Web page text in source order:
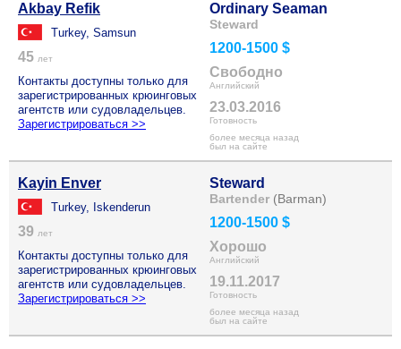
Akbay Refik
Turkey, Samsun
45 лет
Контакты доступны только для
зарегистрированных крюинговых
агентств или судовладельцев.
Зарегистрироваться >>
Ordinary Seaman
Steward
1200-1500 $
Свободно
Английский
23.03.2016
Готовность
более месяца назад
был на сайте
Kayin Enver
Turkey, Iskenderun
39 лет
Контакты доступны только для
зарегистрированных крюинговых
агентств или судовладельцев.
Зарегистрироваться >>
Steward
Bartender (Barman)
1200-1500 $
Хорошо
Английский
19.11.2017
Готовность
более месяца назад
был на сайте